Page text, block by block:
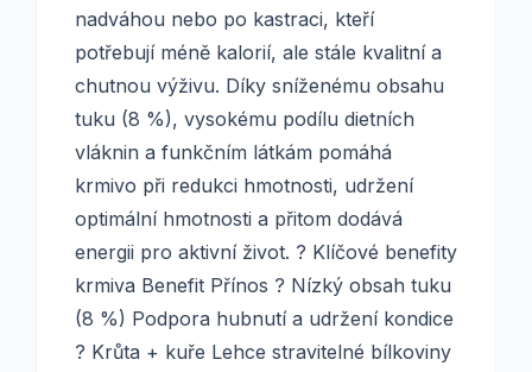
nadváhou nebo po kastraci, kteří
potřebují méně kalorií, ale stále kvalitní a
chutnou výživu. Díky sníženému obsahu
tuku (8 %), vysokému podílu dietních
vláknin a funkčním látkám pomáhá
krmivo při redukci hmotnosti, udržení
optimální hmotnosti a přitom dodává
energii pro aktivní život. ? Klíčové benefity
krmiva Benefit Přínos ? Nízký obsah tuku
(8 %) Podpora hubnutí a udržení kondice
? Krůta + kuře Lehce stravitelné bílkoviny